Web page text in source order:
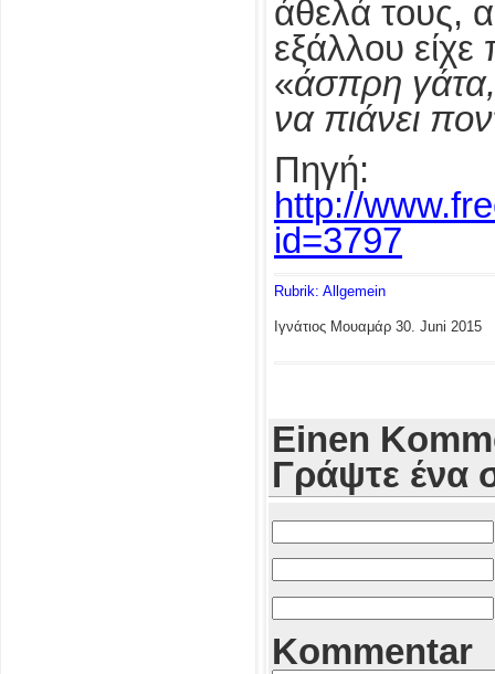
άθελά τους,
εξάλλου
«άσπρη
να πιάνει
Πηγή:
http://
id=3797
Rubrik: Allgemein
Ιγνάτιος Μουαμάρ 30. Juni 2015
Einen
Γράψτε ένα
Kommentar